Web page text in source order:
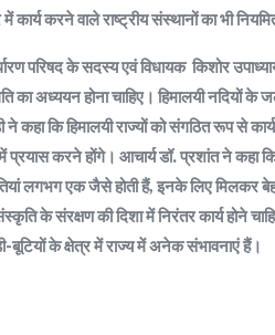
कार्य करने वाले राष्ट्रीय संस्थानों का भी
परिषद के सदस्य एवं विधायक किशोर
का अध्ययन होना चाहिए। हिमालयी
कहा कि हिमालयी राज्यों को संगठित रूप से
प्रयास करने होंगे। आचार्य डॉ. प्रशांत ने कहा
लगभग एक जैसे होती हैं, इनके लिए मिलकर
के संरक्षण की दिशा में निरंतर कार्य होने
बूटियों के क्षेत्र में राज्य में अनेक संभावनाएं हैं।